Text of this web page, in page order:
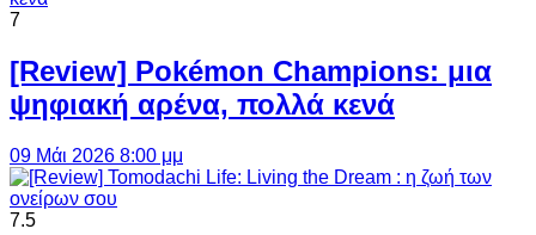
7
[Review] Pokémon Champions: μια
ψηφιακή αρένα, πολλά κενά
09 Μάι 2026 8:00 μμ
7.5